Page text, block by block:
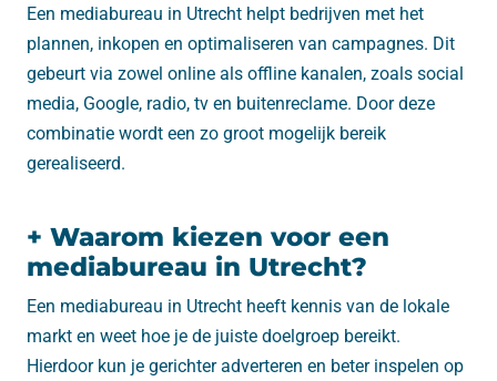
Een mediabureau in Utrecht helpt bedrijven met het
plannen, inkopen en optimaliseren van campagnes. Dit
gebeurt via zowel online als offline kanalen, zoals social
media, Google, radio, tv en buitenreclame. Door deze
combinatie wordt een zo groot mogelijk bereik
gerealiseerd.
+ Waarom kiezen voor een
mediabureau in Utrecht?
Een mediabureau in Utrecht heeft kennis van de lokale
markt en weet hoe je de juiste doelgroep bereikt.
Hierdoor kun je gerichter adverteren en beter inspelen op